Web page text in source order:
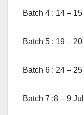
Batch 4 : 14 –
Batch 5 : 19 –
Batch 6 : 24 –
Batch 7 :8 – 9